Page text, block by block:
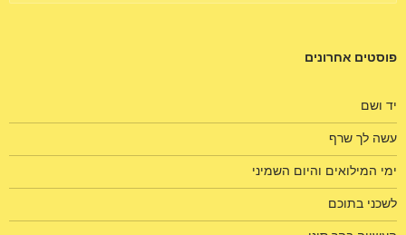
פוסטים אחרונים
יד ושם
עשה לך שרף
ימי המילואים והיום השמיני
לשכני בתוכם